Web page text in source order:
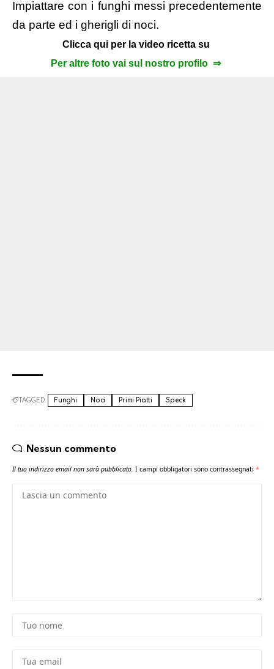
Impiattare con i funghi messi precedentemente
da parte ed i gherigli di noci.
Clicca qui per la video ricetta su
Per altre foto vai sul nostro profilo ⇒
TAGGED: Funghi Noci Primi Piatti Speck
Nessun commento
Il tuo indirizzo email non sarà pubblicato. I campi obbligatori sono contrassegnati *